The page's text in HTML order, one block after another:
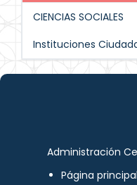
CIENCIAS SOCIALES
Instituciones
Administración
Página principal